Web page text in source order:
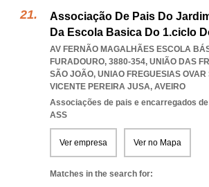
Associação De Pais Do
Da Escola Basica Do 1.ciclo
AV FERNÃO MAGALHÃES ESCOLA
FURADOURO, 3880-354, UNIÃO DAS
SÃO JOÃO, UNIAO FREGUESIAS
VICENTE PEREIRA JUSA, AVEIRO
Associações de pais e encarregados
ASS
Ver empresa Ver no Mapa
Matches in the search for: